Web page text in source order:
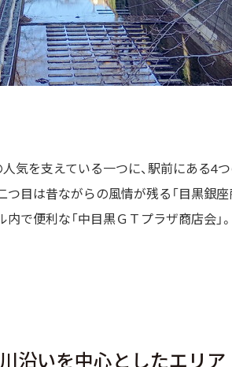
気を支えている一つに、駅前にある4
つ目は昔ながらの風情が残る「目黒銀
内で便利な「中目黒ＧＴプラザ商店会」
いを中心としたエリア